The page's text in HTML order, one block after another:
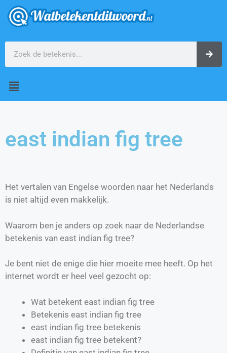
east indian fig tree
Het vertalen van Engelse woorden naar het Nederlands
is niet altijd even makkelijk.
Waarom ben je anders op zoek naar de Nederlandse
betekenis van east indian fig tree?
Je bent niet de enige die hier moeite mee heeft. Op het
internet wordt er heel veel gezocht op:
Wat betekent east indian fig tree
Betekenis east indian fig tree
east indian fig tree betekenis
east indian fig tree betekent?